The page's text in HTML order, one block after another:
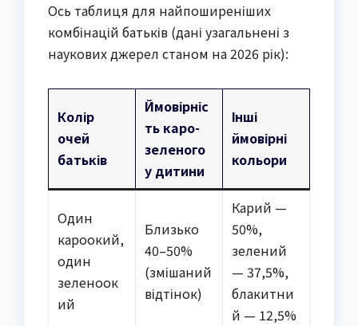
Ось таблиця для найпоширеніших
комбінацій батьків (дані узагальнені з
наукових джерел станом на 2026 рік):
Колір
очей
батьків
Ймовірніс
ть каро-
зеленого
у дитини
Інші
ймовірні
кольори
Один
кароокий,
один
зеленоок
ий
Близько
40–50%
(змішаний
відтінок)
Карий —
50%,
зелений
— 37,5%,
блакитни
й — 12,5%